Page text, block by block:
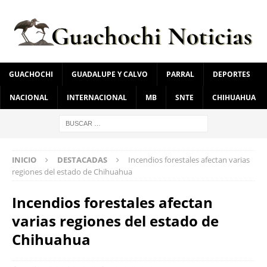
GUACHOCHI GUADALUPE Y CALVO PARRAL DEPORTES
NACIONAL INTERNACIONAL MB SNTE CHIHUAHUA
INICIO DESTACADAS
Incendios forestales afectan varias
regiones del estado de Chihuahua
Incendios forestales afectan
varias regiones del estado de
Chihuahua